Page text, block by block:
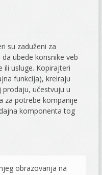
su zaduženi za
ubede korisnike veb
usluge. Kopirajteri
funkcija), kreiraju
učestvuju u
za potrebe kompanije
komponenta tog
obrazovanja na